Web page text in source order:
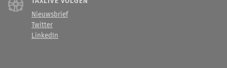
Nieuwsbrief
Twitter
LinkedIn